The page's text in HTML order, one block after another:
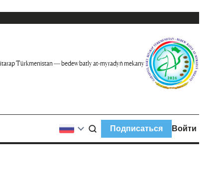
Türkmenistan — bedew batly at-myradyň mekany
Подписаться Войти